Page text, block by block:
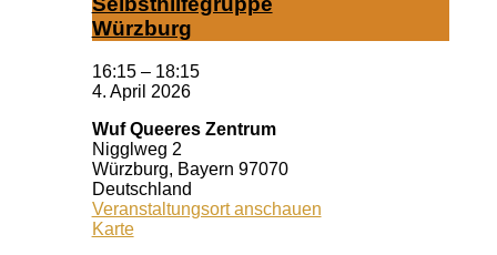
Würz­burg
16:15 – 18:15
4. April 2026
Wuf Queeres Zentrum
Nigglweg 2
Würzburg, Bayern 97070
Deutschland
Veranstaltungsort anschauen
KarteWuf